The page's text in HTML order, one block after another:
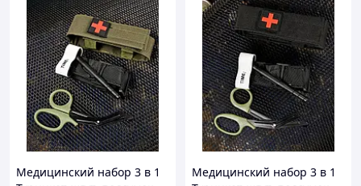
Медицинский набор 3 в 1
Медицинский набор 3 в 1